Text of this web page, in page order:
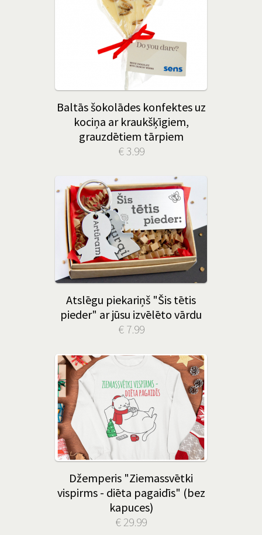
Baltās šokolādes konfektes uz
kociņa ar kraukšķīgiem,
grauzdētiem tārpiem
€ 3.99
Atslēgu piekariņš "Šis tētis
pieder" ar jūsu izvēlēto vārdu
€ 7.99
Džemperis "Ziemassvētki
vispirms - diēta pagaidīs" (bez
kapuces)
€ 29.99